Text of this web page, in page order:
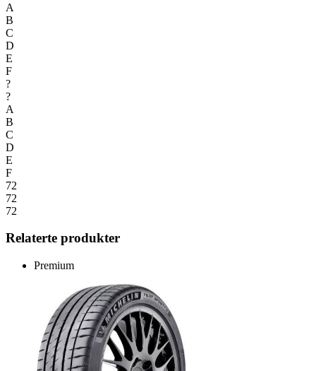
A
B
C
D
E
F
?
?
A
B
C
D
E
F
72
72
72
Relaterte produkter
Premium